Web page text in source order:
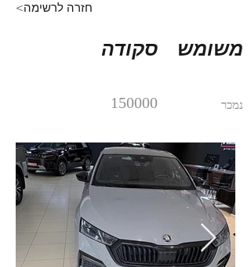
<חזרה לרשימה
סקודה משומש
150000 נמכר